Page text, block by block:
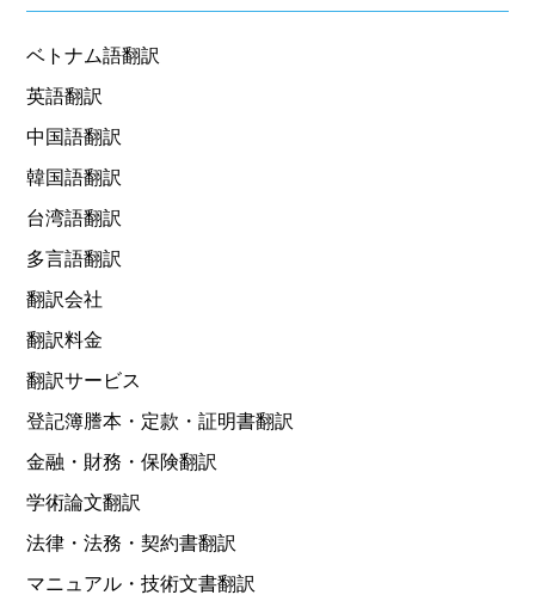
ベトナム語翻訳
英語翻訳
中国語翻訳
韓国語翻訳
台湾語翻訳
多言語翻訳
翻訳会社
翻訳料金
翻訳サービス
登記簿謄本・定款・証明書翻訳
金融・財務・保険翻訳
学術論文翻訳
法律・法務・契約書翻訳
マニュアル・技術文書翻訳